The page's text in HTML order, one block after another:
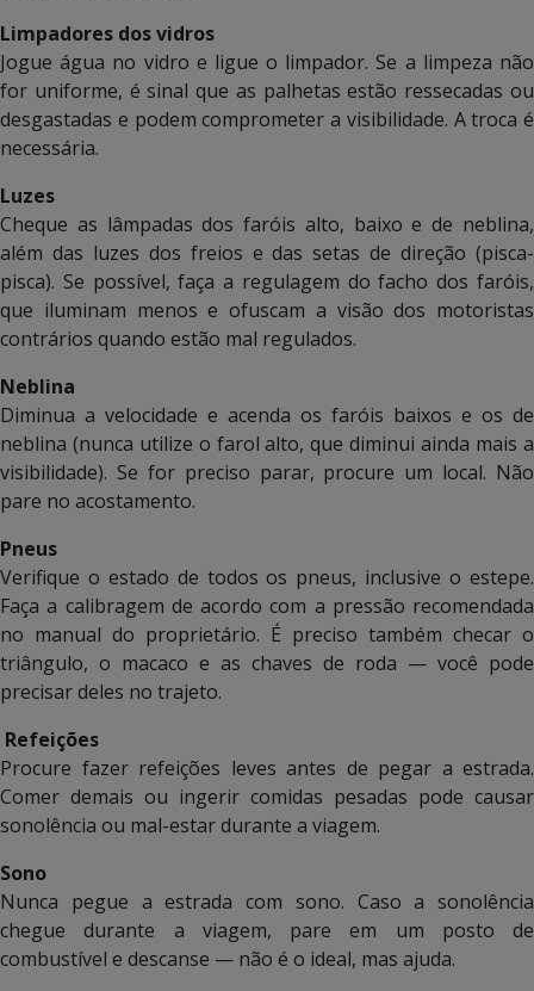
Limpadores dos vidros
Jogue água no vidro e ligue o limpador. Se a limpeza não
for uniforme, é sinal que as palhetas estão ressecadas ou
desgastadas e podem comprometer a visibilidade. A troca é
necessária.
Luzes
Cheque as lâmpadas dos faróis alto, baixo e de neblina,
além das luzes dos freios e das setas de direção (pisca-
pisca). Se possível, faça a regulagem do facho dos faróis,
que iluminam menos e ofuscam a visão dos motoristas
contrários quando estão mal regulados.
Neblina
Diminua a velocidade e acenda os faróis baixos e os de
neblina (nunca utilize o farol alto, que diminui ainda mais a
visibilidade). Se for preciso parar, procure um local. Não
pare no acostamento.
Pneus
Verifique o estado de todos os pneus, inclusive o estepe.
Faça a calibragem de acordo com a pressão recomendada
no manual do proprietário. É preciso também checar o
triângulo, o macaco e as chaves de roda — você pode
precisar deles no trajeto.
Refeições
Procure fazer refeições leves antes de pegar a estrada.
Comer demais ou ingerir comidas pesadas pode causar
sonolência ou mal-estar durante a viagem.
Sono
Nunca pegue a estrada com sono. Caso a sonolência
chegue durante a viagem, pare em um posto de
combustível e descanse — não é o ideal, mas ajuda.